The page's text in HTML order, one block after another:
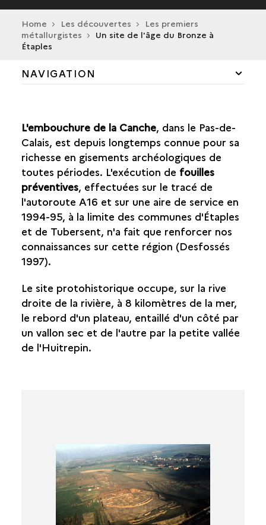
Home Les découvertes
Les premiers
métallurgistes
Un site de l'âge du Bronze à
Étaples
NAVIGATION
LES PREMIERS MÉTALLURGISTES
RECONSTITUTION D'UNE CÉRÉMONIE
NOCTURNE
APPARITION DU PREMIER MÉTAL: LE CUIVRE
DES TUMULI PAR MILLIERS
QUELQUES RARES MONUMENTS ENCORE EN
ÉLÉVATION
DES HABITATS DIFFICILES À DÉTECTER DEPUIS
UN SITE DE L'ÂGE DU BRONZE À ÉTAPLES (PAS-
DE-CALAIS)
LES NÉCROPOLES ET SANCTUAIRES GAULOIS ET
ROMAINS
L'HABITAT GAULOIS
L'embouchure de la Canche, dans le Pas-de-
Calais, est depuis longtemps connue pour sa
richesse en gisements archéologiques de
toutes périodes. L'exécution de fouilles
préventives, effectuées sur le tracé de
l'autoroute A16 et sur une aire de service en
1994-95, à la limite des communes d'Étaples
et de Tubersent, n'a fait que renforcer nos
connaissances sur cette région (Desfossés
1997).
Le site protohistorique occupe, sur la rive
droite de la rivière, à 8 kilomètres de la mer,
le rebord d'un plateau, entaillé d'un côté par
un vallon sec et de l'autre par la petite vallée
de l'Huitrepin.